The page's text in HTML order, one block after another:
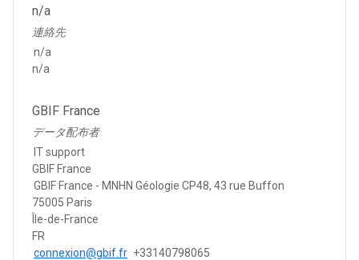
n/a
連絡先
n/a
n/a
GBIF France
データ配布者
IT support
GBIF France
GBIF France - MNHN Géologie CP48, 43 rue Buffon
75005 Paris
Île-de-France
FR
connexion@gbif.fr +33140798065